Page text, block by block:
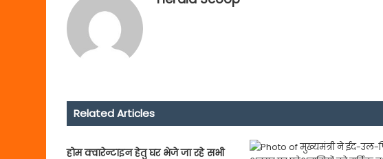
Related Articles
होम क्वारेन्टाइन हेतु घर भेजे जा रहे सभी